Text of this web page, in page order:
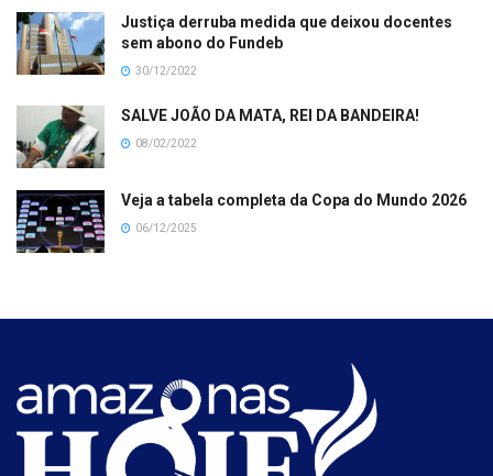
Justiça derruba medida que deixou docentes
sem abono do Fundeb
30/12/2022
SALVE JOÃO DA MATA, REI DA BANDEIRA!
08/02/2022
Veja a tabela completa da Copa do Mundo 2026
06/12/2025